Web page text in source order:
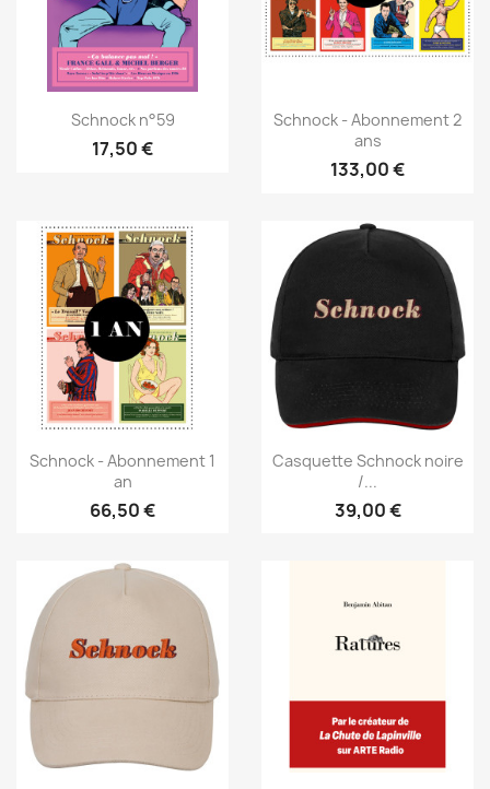
Schnock n°59
17,50 €
Schnock - Abonnement 2
ans
133,00 €
Schnock - Abonnement 1
an
66,50 €
Casquette Schnock noire
/...
39,00 €